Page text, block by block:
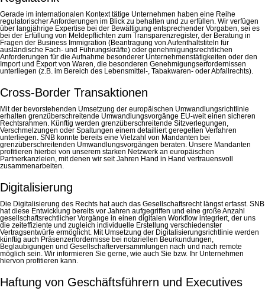
Gerade im internationalen Kontext tätige Unternehmen haben eine Reihe
regulatorischer Anforderungen im Blick zu behalten und zu erfüllen. Wir verfügen
über langjährige Expertise bei der Bewältigung entsprechender Vorgaben, sei es
bei der Erfüllung von Meldepflichten zum Transparenzregister, der Beratung in
Fragen der Business Immigration (Beantragung von Aufenthaltstiteln für
ausländische Fach- und Führungskräfte) oder genehmigungsrechtlichen
Anforderungen für die Aufnahme besonderer Unternehmenstätigkeiten oder den
Import und Export von Waren, die besonderen Genehmigungserfordernissen
unterliegen (z.B. im Bereich des Lebensmittel-, Tabakwaren- oder Abfallrechts).
Cross-Border Transaktionen
Mit der bevorstehenden Umsetzung der europäischen Umwandlungsrichtlinie
erhalten grenzüberschreitende Umwandlungsvorgänge EU-weit einen sicheren
Rechtsrahmen. Künftig werden grenzüberschreitende Sitzverlegungen,
Verschmelzungen oder Spaltungen einem detailliert geregelten Verfahren
unterliegen. SNB konnte bereits eine Vielzahl von Mandanten bei
grenzüberschreitenden Umwandlungsvorgängen beraten. Unsere Mandanten
profitieren hierbei von unserem starken Netzwerk an europäischen
Partnerkanzleien, mit denen wir seit Jahren Hand in Hand vertrauensvoll
zusammenarbeiten.
Digitalisierung
Die Digitalisierung des Rechts hat auch das Gesellschaftsrecht längst erfasst. SNB
hat diese Entwicklung bereits vor Jahren aufgegriffen und eine große Anzahl
gesellschaftsrechtlicher Vorgänge in einen digitalen Workflow integriert, der uns
die zeiteffiziente und zugleich individuelle Erstellung verschiedenster
Vertragsentwürfe ermöglicht. Mit Umsetzung der Digitalisierungsrichtlinie werden
künftig auch Präsenzerfordernisse bei notariellen Beurkundungen,
Beglaubigungen und Gesellschafterversammlungen nach und nach remote
möglich sein. Wir informieren Sie gerne, wie auch Sie bzw. Ihr Unternehmen
hiervon profitieren kann.
Haftung von Geschäftsführern und Executives